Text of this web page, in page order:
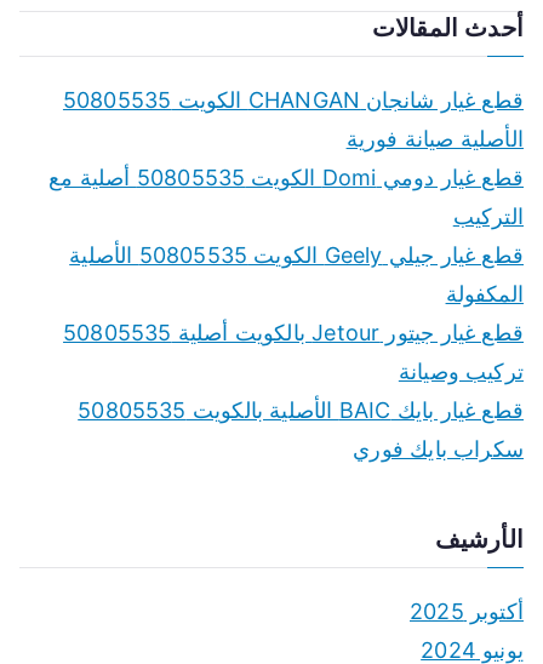
أحدث المقالات
قطع غيار شانجان CHANGAN الكويت 50805535
الأصلية صيانة فورية
قطع غيار دومي Domi الكويت 50805535 أصلية مع
التركيب
قطع غيار جيلي Geely الكويت 50805535 الأصلية
المكفولة
قطع غيار جيتور Jetour بالكويت أصلية 50805535
تركيب وصيانة
قطع غيار بايك BAIC الأصلية بالكويت 50805535
سكراب بايك فوري
الأرشيف
أكتوبر 2025
يونيو 2024